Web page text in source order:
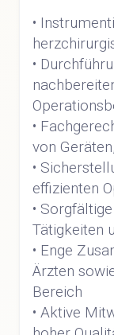
•
•
•
von
•
effizienten
•
Tätigkeiten
• Enge
Ärzten
Bereich
• Aktive